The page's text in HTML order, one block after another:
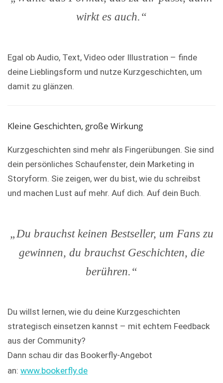
wirkt es auch.“
Egal ob Audio, Text, Video oder Illustration – finde
deine Lieblingsform und nutze Kurzgeschichten, um
damit zu glänzen.
Kleine Geschichten, große Wirkung
Kurzgeschichten sind mehr als Fingerübungen. Sie sind
dein persönliches Schaufenster, dein Marketing in
Storyform. Sie zeigen, wer du bist, wie du schreibst
und machen Lust auf mehr. Auf dich. Auf dein Buch.
„Du brauchst keinen Bestseller, um Fans zu
gewinnen, du brauchst Geschichten, die
berühren.“
Du willst lernen, wie du deine Kurzgeschichten
strategisch einsetzen kannst – mit echtem Feedback
aus der Community?
Dann schau dir das Bookerfly-Angebot
an: www.bookerfly.de